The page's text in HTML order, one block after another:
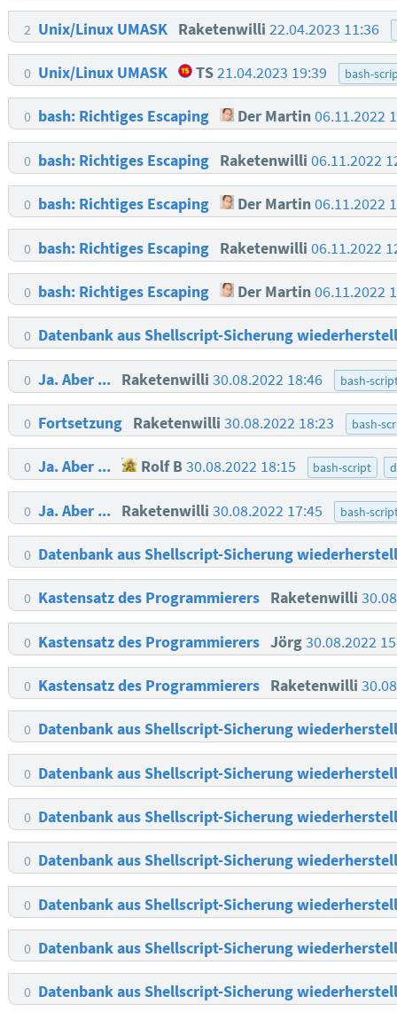
2 Unix/Linux UMASK Raketenwilli22.04.2023 11:36
0 Unix/Linux UMASK TS21.04.2023 19:39 bash-
0 bash: Richtiges Escaping Der Martin06.11.2022
0 bash: Richtiges Escaping Raketenwilli06.11.2022
0 bash: Richtiges Escaping Der Martin06.11.2022
0 bash: Richtiges Escaping Raketenwilli06.11.2022
0 bash: Richtiges Escaping Der Martin06.11.2022
0 Datenbank aus Shellscript-Sicherung
0 Ja. Aber ... Raketenwilli30.08.2022 18:46 bash-
0 Fortsetzung Raketenwilli30.08.2022 18:23 bash-
0 Ja. Aber ... Rolf B30.08.2022 18:15 bash-script
0 Ja. Aber ... Raketenwilli30.08.2022 17:45 bash-
0 Datenbank aus Shellscript-Sicherung
0 Kastensatz des Programmierers Raketenwilli
0 Kastensatz des Programmierers Jörg30.08.2022
0 Kastensatz des Programmierers Raketenwilli
0 Datenbank aus Shellscript-Sicherung
0 Datenbank aus Shellscript-Sicherung
0 Datenbank aus Shellscript-Sicherung
0 Datenbank aus Shellscript-Sicherung
0 Datenbank aus Shellscript-Sicherung
0 Datenbank aus Shellscript-Sicherung
0 Datenbank aus Shellscript-Sicherung